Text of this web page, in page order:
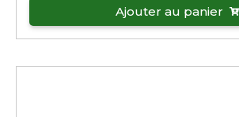
Ajouter au panier